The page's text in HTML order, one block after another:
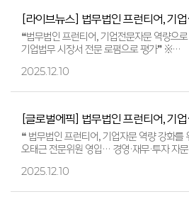
[라이브
❝법무법인 프런티어, 기업전문자문 역량으로
기업법무 시장서 전문 로펌으로 평가❞ ※
프런티어 관련 기사가 게재되었습니다. …
2025.12.10
[글로벌
❝ 법무법인 프런티어, 기업자문 역량 강화를
오태근 전문위원 영입… 경영·재무·투자 자문
2025.12.10